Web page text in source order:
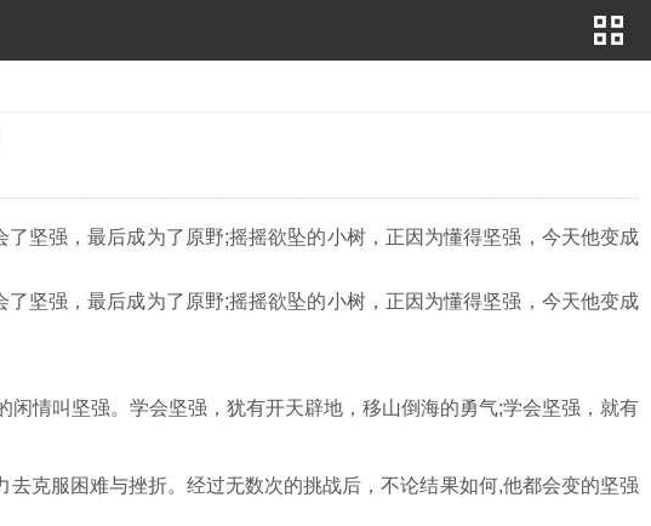
坚强，最后成为了原野;摇摇欲坠的小树，正因为懂得坚强，今天他变成
坚强，最后成为了原野;摇摇欲坠的小树，正因为懂得坚强，今天他变成
情叫坚强。学会坚强，犹有开天辟地，移山倒海的勇气;学会坚强，就有
克服困难与挫折。经过无数次的挑战后，不论结果如何,他都会变的坚强